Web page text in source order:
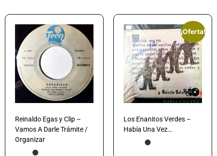
Reinaldo Egas y Clip –
Vamos A Darle Trámite /
Organizar
¡Oferta!
Los Enanitos Verdes –
Había Una Vez…